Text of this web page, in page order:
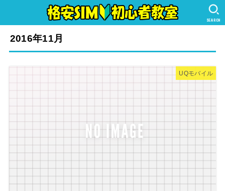
SEARCH
2016年11月
UQモバイル